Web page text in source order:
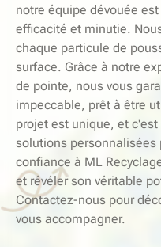
notre équipe dévouée
efficacité et minutie.
chaque particule de
surface. Grâce à notre
de pointe, nous vous
impeccable, prêt à être
projet est unique, et
solutions
confiance à ML
et révéler son véritable
Contactez-nous pour
vous accompagner.